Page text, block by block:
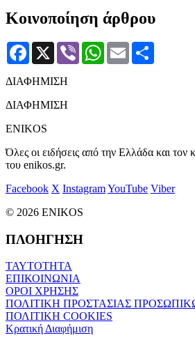
Κοινοποίηση άρθρου
Facebook
X Viber WhatsApp
Email
ΔΙΑΦΗΜΙΣΗ
ΔΙΑΦΗΜΙΣΗ
ENIKOS
Όλες οι ειδήσεις από την Ελλάδα και τον
του enikos.gr.
Facebook X InstagramYouTube Viber
© 2026 ENIKOS
ΠΛΟΗΓΗΣΗ
ΤΑΥΤΟΤΗΤΑ
ΕΠΙΚΟΙΝΩΝΙΑ
ΟΡΟΙ ΧΡΗΣΗΣ
ΠΟΛΙΤΙΚΗ ΠΡΟΣΤΑΣΙΑΣ
ΠΟΛΙΤΙΚΗ COOKIES
Κρατική Διαφήμιση